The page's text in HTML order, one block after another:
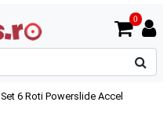
0
Set 6 Roti Powerslide Accel